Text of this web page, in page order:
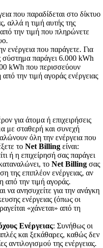
που παραδίδεται στο δίκτυο
αλλά η τιμή αυτής της
την τιμή που πληρώνετε
ενέργεια που παράγετε. Για
σύστημα παράγει 6.000 kWh
kWh που περισσεύουν
την τιμή αγοράς ενέργειας
για άτομα ή επιχειρήσεις
με σταθερή και συνεχή
όλη την ενέργεια που
το Net Billing είναι:
ή η επιχείρησή σας παράγει
το Net Billing σας
της επιπλέον ενέργειας, αν
από την τιμή αγοράς.
να ανησυχείτε για την ανάγκη
ενέργειας (όπως οι
«χάνεται» από τη
Ενέργειας: Συνήθως οι
και ξεκάθαρες, καθώς δεν
αντιλογισμού της ενέργειας.